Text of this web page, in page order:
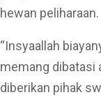
hewan peliharaan.
“Insyaallah
memang dibatasi
diberikan pihak